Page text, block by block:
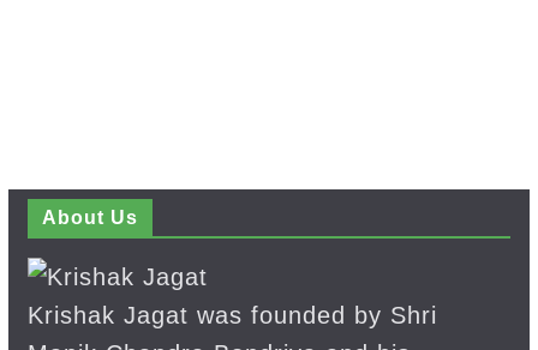
About Us
Krishak Jagat was founded by Shri